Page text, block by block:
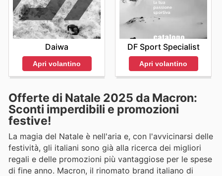
Daiwa
Apri volantino
DF Sport Specialist
Apri volantino
Offerte di Natale 2025 da Macron:
Sconti imperdibili e promozioni
festive!
La magia del Natale è nell'aria e, con l'avvicinarsi delle
festività, gli italiani sono già alla ricerca dei migliori
regali e delle promozioni più vantaggiose per le spese
di fine anno. Macron, il rinomato brand italiano di